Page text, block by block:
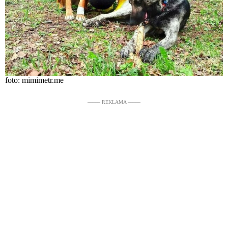
foto: mimimetr.me
––––– REKLAMA –––––